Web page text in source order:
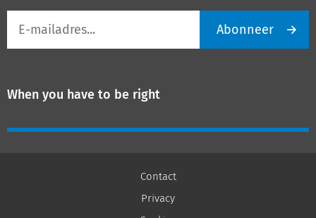
mailadres
Abonneer
When you have to be right
Contact
Privacy